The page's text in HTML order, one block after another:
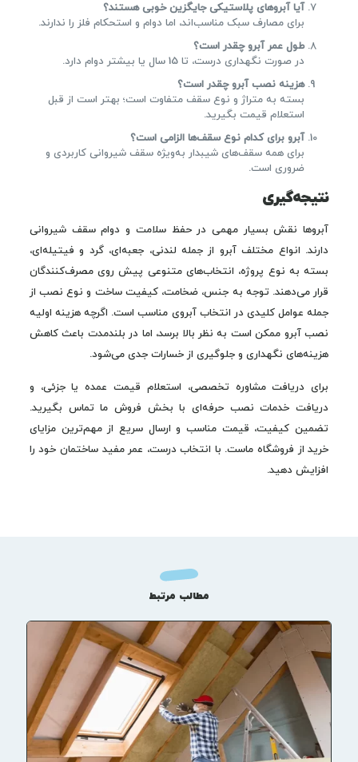
آیا آبروهای پلاستیکی جایگزین خوبی هستند؟
برای مصارف سبک مناسب‌اند، اما دوام و استحکام فلز را ندارند.
طول عمر آبرو چقدر است؟
در صورت نگهداری درست، تا 15 سال یا بیشتر دوام دارد.
هزینه نصب آبرو چقدر است؟
بسته به متراژ و نوع سقف متفاوت است؛ بهتر است از قبل
استعلام قیمت بگیرید.
آبرو برای کدام نوع سقف‌ها الزامی است؟
برای همه سقف‌های شیبدار به‌ویژه سقف شیروانی کاربردی و
ضروری است.
نتیجه‌گیری
آبروها نقش بسیار مهمی در حفظ سلامت و دوام سقف شیروانی
دارند. انواع مختلف آبرو از جمله لندنی، جعبه‌ای، گرد و فیتیله‌ای،
بسته به نوع پروژه، انتخاب‌های متنوعی پیش روی مصرف‌کنندگان
قرار می‌دهند. توجه به جنس، ضخامت، کیفیت ساخت و نوع نصب از
جمله عوامل کلیدی در انتخاب آبروی مناسب است. اگرچه هزینه اولیه
نصب آبرو ممکن است به نظر بالا برسد، اما در بلندمدت باعث کاهش
هزینه‌های نگهداری و جلوگیری از خسارات جدی می‌شود.
برای دریافت مشاوره تخصصی، استعلام قیمت عمده یا جزئی، و
دریافت خدمات نصب حرفه‌ای با بخش فروش ما تماس بگیرید.
تضمین کیفیت، قیمت مناسب و ارسال سریع از مهم‌ترین مزایای
خرید از فروشگاه ماست. با انتخاب درست، عمر مفید ساختمان خود را
افزایش دهید.
مطالب مرتبط